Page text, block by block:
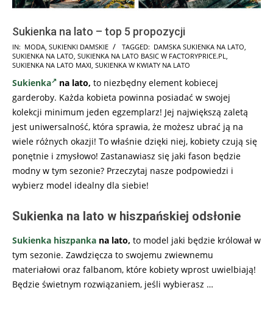
Sukienka na lato – top 5 propozycji
2021-
06-
IN: MODA, SUKIENKI DAMSKIE TAGGED: DAMSKA SUKIENKA NA LATO,
SUKIENKA NA LATO, SUKIENKA NA LATO BASIC W FACTORYPRICE.PL,
SUKIENKA NA LATO MAXI, SUKIENKA W KWIATY NA LATO
Sukienka na lato, to niezbędny element kobiecej
garderoby. Każda kobieta powinna posiadać w swojej
kolekcji minimum jeden egzemplarz! Jej największą zaletą
jest uniwersalność, która sprawia, że możesz ubrać ją na
wiele różnych okazji! To właśnie dzięki niej, kobiety czują się
ponętnie i zmysłowo! Zastanawiasz się jaki fason będzie
modny w tym sezonie? Przeczytaj nasze podpowiedzi i
wybierz model idealny dla siebie!
Sukienka na lato w hiszpańskiej odsłonie
Sukienka hiszpanka na lato, to model jaki będzie królował w
tym sezonie. Zawdzięcza to swojemu zwiewnemu
materiałowi oraz falbanom, które kobiety wprost uwielbiają!
Będzie świetnym rozwiązaniem, jeśli wybierasz …